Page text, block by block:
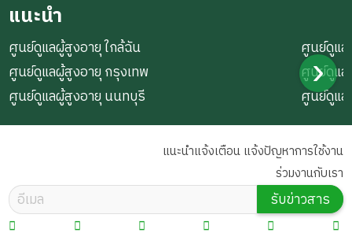
แนะนำ
ศูนย์ดูแลผู้สูงอายุ ใกล้ฉัน
ศูนย์ดูแลผู้สูงอายุ กรุงเทพ
ศูนย์ดูแลผู้สูงอายุ นนทบุรี
ศูนย์ดูแ
ศูนย์ดูแล
ศูนย์ดูแ
แนะนำแจ้งเตือน แจ้งปัญหาการใช้งาน
ร่วมงานกับเรา
รับข่าวสาร